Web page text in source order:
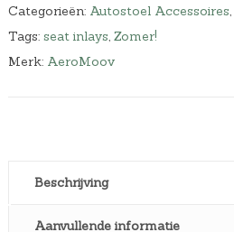
Categorieën: Autostoel Accessoires,
Tags: seat inlays, Zomer!
Merk: AeroMoov
Beschrijving
Aanvullende informatie